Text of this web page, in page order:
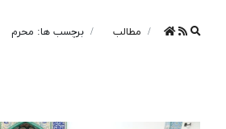
مطالب برچسب ها: محرم